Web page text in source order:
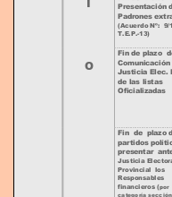
O
Presentación
Padrones
(Acuerdo Nº: 9/
T.E.P. -13)
Fin de plazo
Comunicación
Justicia Elec.
de las listas
Oficializadas
Fin de plazo
partidos
presentar ante
Justicia
Provincial
los
Responsables
financieros (
categoría sección